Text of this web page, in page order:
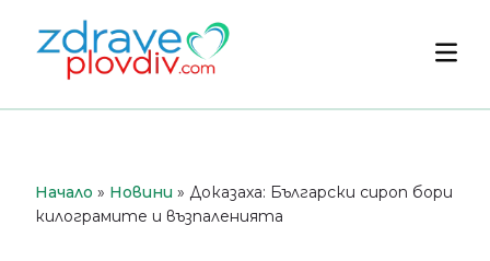
съдържанието
Начало » Новини » Доказаха: Български сироп бори
килограмите и възпаленията